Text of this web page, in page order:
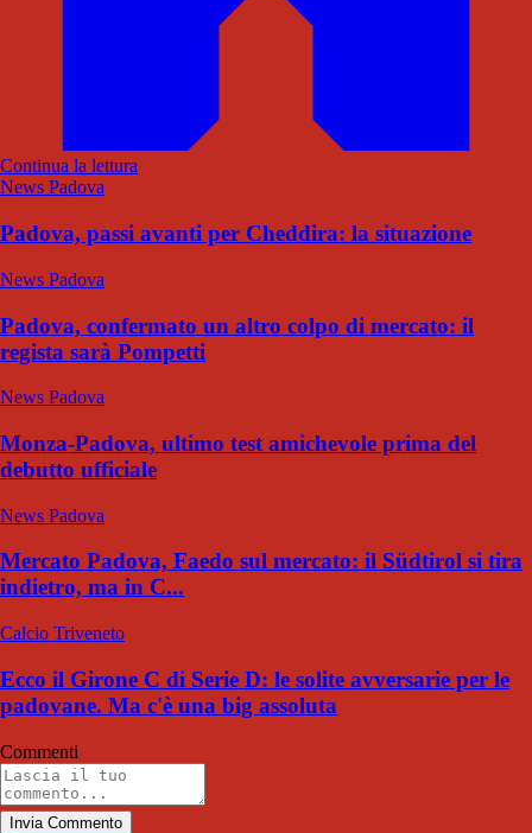
Continua la lettura
News Padova
Padova, passi avanti per Cheddira: la situazione
News Padova
Padova, confermato un altro colpo di mercato: il
regista sarà Pompetti
News Padova
Monza-Padova, ultimo test amichevole prima del
debutto ufficiale
News Padova
Mercato Padova, Faedo sul mercato: il Südtirol si tira
indietro, ma in C...
Calcio Triveneto
Ecco il Girone C di Serie D: le solite avversarie per le
padovane. Ma c'è una big assoluta
Commenti
Invia Commento